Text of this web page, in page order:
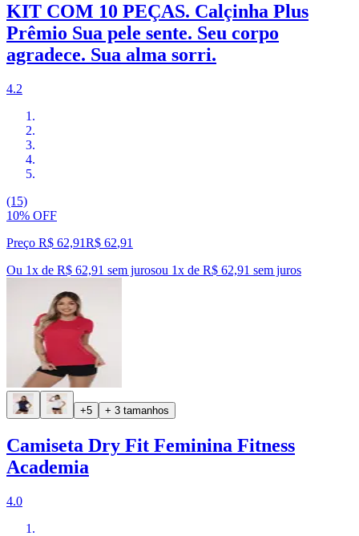
KIT COM 10 PEÇAS. Calçinha Plus
Prêmio Sua pele sente. Seu corpo
agradece. Sua alma sorri.
4.2
(15)
10% OFF
Preço R$ 62,91R$ 62,91
Ou 1x de R$ 62,91 sem jurosou 1x de R$ 62,91 sem juros
+5 + 3 tamanhos
Camiseta Dry Fit Feminina Fitness
Academia
4.0